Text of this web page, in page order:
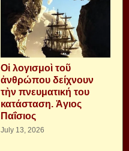
Οἱ λογισμοὶ τοῦ
ἀνθρώπου δείχνουν
τὴν πνευματική του
κατάσταση. Ἁγιος
Παΐσιος
July 13, 2026